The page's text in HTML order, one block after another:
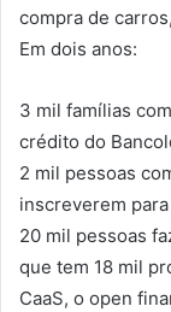
compra de
Em dois anos:
3 mil famílias
crédito do
2 mil pessoas
inscreverem
20 mil pessoas
que tem 18 mil
CaaS, o open